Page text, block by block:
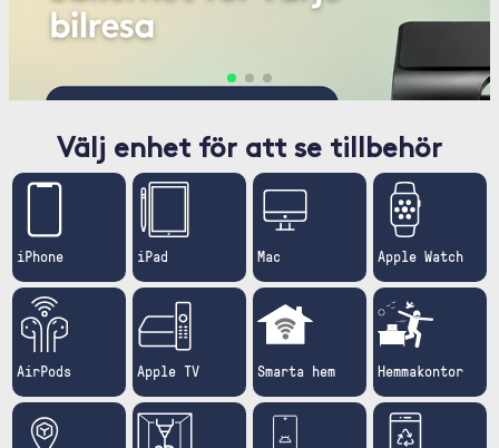
Välj enhet för att se tillbehör
iPhone iPad Mac Apple Watch
AirPods Apple TV Smarta hem Hemmakontor